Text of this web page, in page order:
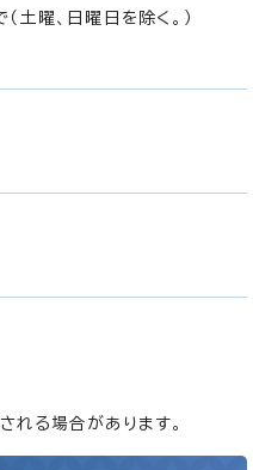
曜、日曜日を除く。）
れる場合があります。